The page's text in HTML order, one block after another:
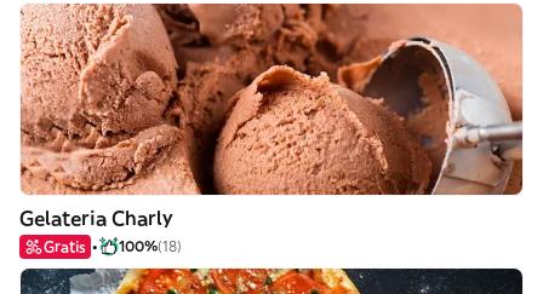
Gelateria Charly
Gratis 100%(18)